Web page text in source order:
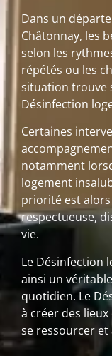
Dans un
Châtonnay, les
selon les
répétés ou les
situation trouve
Désinfection
Certaines
notamment
logement
priorité est
respectueuse,
vie.
Le Désinfection
ainsi un
quotidien. Le
à créer des
se ressourcer et